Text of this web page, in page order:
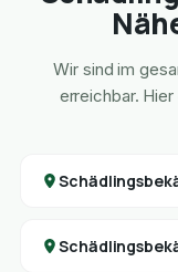
Wir sind im
erreichbar.